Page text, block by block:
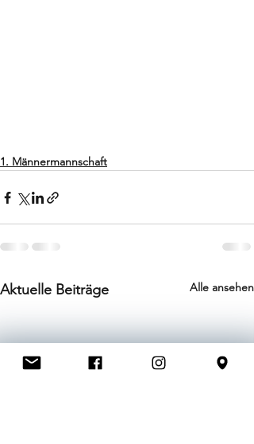
1. Männermannschaft
Aktuelle Beiträge Alle ansehen